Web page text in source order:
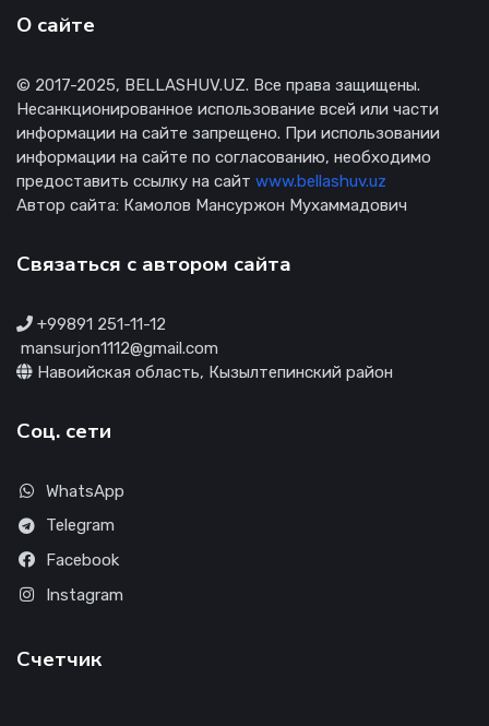
О сайте
© 2017-2025, BELLASHUV.UZ. Все права защищены.
Несанкционированное использование всей или части
информации на сайте запрещено. При использовании
информации на сайте по согласованию, необходимо
предоставить ссылку на сайт www.bellashuv.uz
Автор сайта: Камолов Мансуржон Мухаммадович
Связаться с автором сайта
+99891 251-11-12
mansurjon1112@gmail.com
Навоийская область, Кызылтепинский район
Соц. сети
WhatsApp
Telegram
Facebook
Instagram
Счетчик